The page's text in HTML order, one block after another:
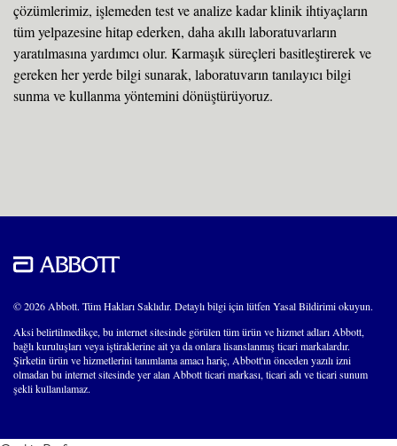
çözümlerimiz, işlemeden test ve analize kadar klinik ihtiyaçların
tüm yelpazesine hitap ederken, daha akıllı laboratuvarların
yaratılmasına yardımcı olur. Karmaşık süreçleri basitleştirerek ve
gereken her yerde bilgi sunarak, laboratuvarın tanılayıcı bilgi
sunma ve kullanma yöntemini dönüştürüyoruz.
© 2026 Abbott. Tüm Hakları Saklıdır. Detaylı bilgi için lütfen Yasal Bildirimi okuyun.
Aksi belirtilmedikçe, bu internet sitesinde görülen tüm ürün ve hizmet adları Abbott,
bağlı kuruluşları veya iştiraklerine ait ya da onlara lisanslanmış ticari markalardır.
Şirketin ürün ve hizmetlerini tanımlama amacı hariç, Abbott'ın önceden yazılı izni
olmadan bu internet sitesinde yer alan Abbott ticari markası, ticari adı ve ticari sunum
şekli kullanılamaz.